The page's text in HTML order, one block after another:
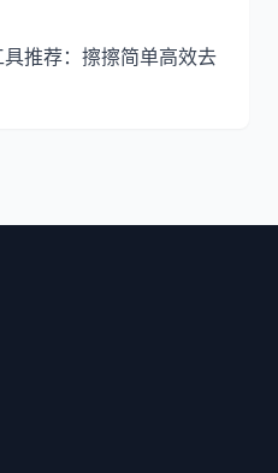
推荐：擦擦简单高效去